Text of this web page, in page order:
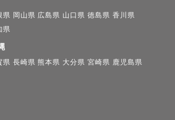
させていただきます✨
県 岡山県 広島県 山口県 徳島県 香川県
県
県 長崎県 熊本県 大分県 宮崎県 鹿児島県